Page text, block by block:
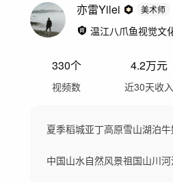
亦雷Yilei 美术师
温江八爪鱼视觉文
330个
视频数
4.2万元
近30天收入